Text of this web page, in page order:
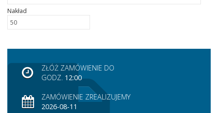
Nakład
ZŁÓŻ ZAMÓWIENIE DO
GODZ. 12:00
ZAMÓWIENIE ZREALIZUJEMY
2026-08-11